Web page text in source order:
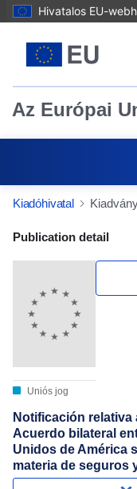
Hivatalos EU-
Az Európai
Kiadóhivatal
Publication
Publication detail
Uniós jog
Notificación relativa
Acuerdo bilateral
Unidos de América
materia de seguros